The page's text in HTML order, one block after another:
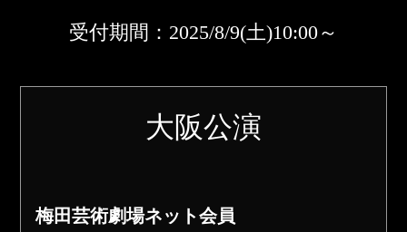
受付期間：2025/8/9(土)10:00～
大阪公演
梅田芸術劇場ネット会員